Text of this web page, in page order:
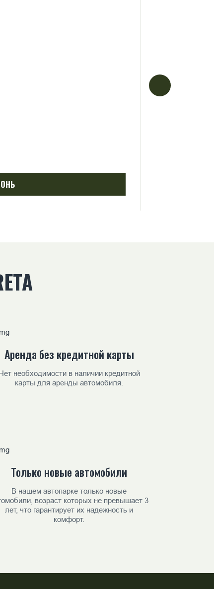
Ford
Аренда без кредитной карты
необходимости в наличии кредитной
карты для аренды автомобиля.
Только новые автомобили
В нашем автопарке только новые
возраст которых не превышает 3
лет, что гарантирует их надежность и
комфорт.